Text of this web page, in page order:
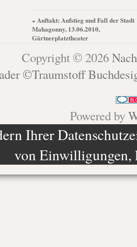
« Auftakt: Aufstieg und Fall der Stadt
Mahagonny, 13.06.2010,
Gärtnerplatztheater
Copyright © 2026
©Traumstoff
Powered by
Ihrer
von